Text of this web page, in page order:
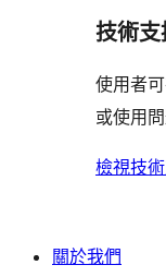
論
者
論
用
評
論
使
者
評
論
星
用
者
評
技術支
使用者
或使用問
檢視技
關於我們